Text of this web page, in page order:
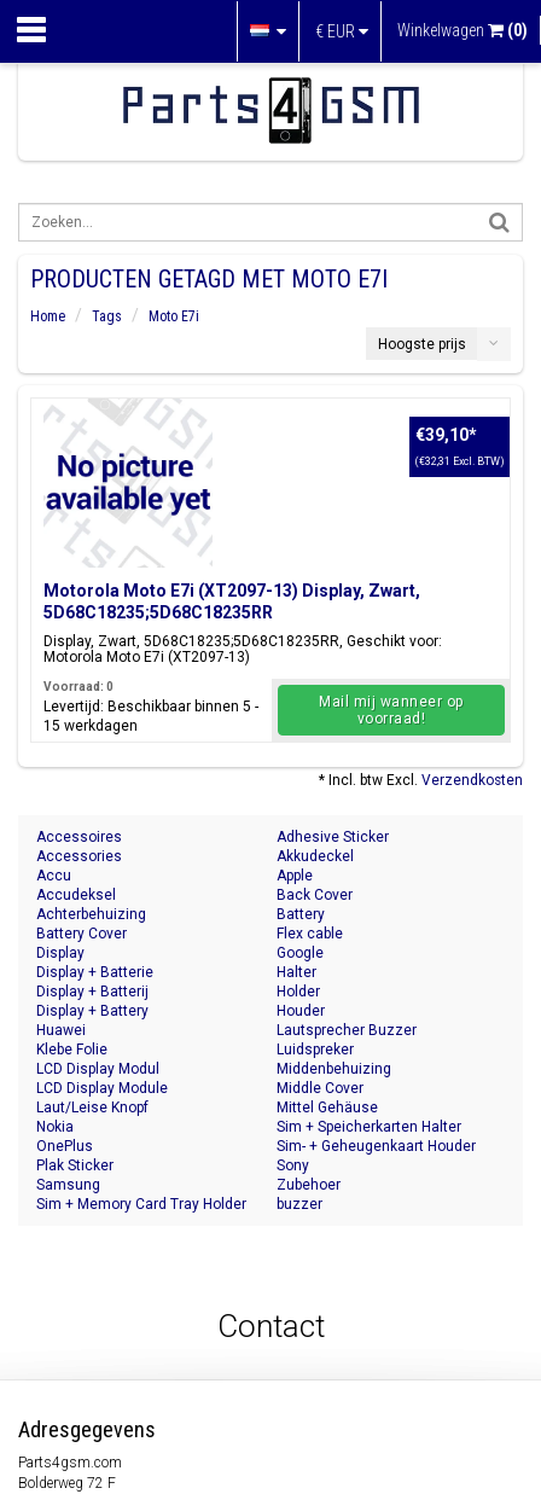
€ EUR Winkelwagen (0)
PRODUCTEN GETAGD MET MOTO E7I
Home Tags
Moto E7i
Hoogste prijs
Motorola Moto E7i (XT2097-13) Display, Zwart,
5D68C18235;5D68C18235RR
Display, Zwart, 5D68C18235;5D68C18235RR, Geschikt voor:
Motorola Moto E7i (XT2097-13)
€39,10*
(€32,31 Excl. BTW)
Voorraad: 0
Levertijd: Beschikbaar binnen 5 -
15 werkdagen
Mail mij wanneer op
voorraad!
* Incl. btw Excl. Verzendkosten
Accessoires
Accessories
Accu
Accudeksel
Achterbehuizing
Adhesive Sticker
Akkudeckel
Apple
Back Cover
Battery
Battery Cover
Display
Display + Batterie
Display + Batterij
Display + Battery
Flex cable
Google
Halter
Holder
Houder
Huawei
Klebe Folie
LCD Display Modul
LCD Display Module
Laut/Leise Knopf
Lautsprecher Buzzer
Luidspreker
Middenbehuizing
Middle Cover
Mittel Gehäuse
Nokia
OnePlus
Plak Sticker
Samsung
Sim + Memory Card Tray Holder
Sim + Speicherkarten Halter
Sim- + Geheugenkaart Houder
Sony
Zubehoer
buzzer
Contact
Adresgegevens
Parts4gsm.com
Bolderweg 72 F